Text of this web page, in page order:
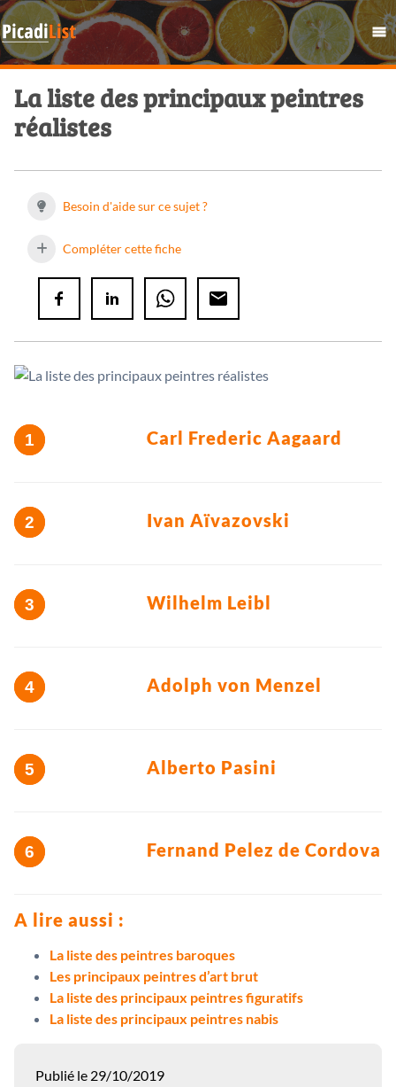
La liste des principaux peintres
réalistes
Besoin d'aide sur ce sujet ?
Compléter cette fiche
Carl Frederic Aagaard
Ivan Aïvazovski
Wilhelm Leibl
Adolph von Menzel
Alberto Pasini
Fernand Pelez de Cordova
A lire aussi :
La liste des peintres baroques
Les principaux peintres d’art brut
La liste des principaux peintres figuratifs
La liste des principaux peintres nabis
Publié le 29/10/2019